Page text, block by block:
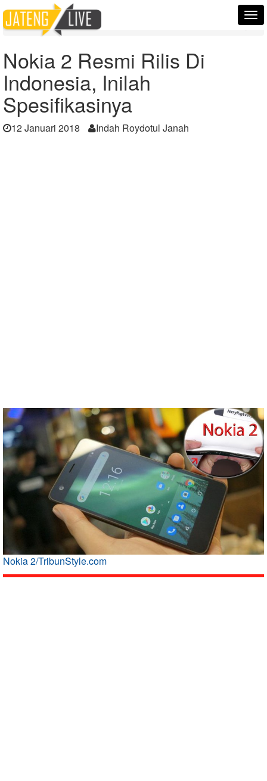
Home
Berita
Nokia 2 Resmi Rilis Di Indonesia, Inilah Spesifikasinya
Nokia 2 Resmi Rilis Di
Indonesia, Inilah
Spesifikasinya
12 Januari 2018 Indah Roydotul Janah
Nokia 2/TribunStyle.com